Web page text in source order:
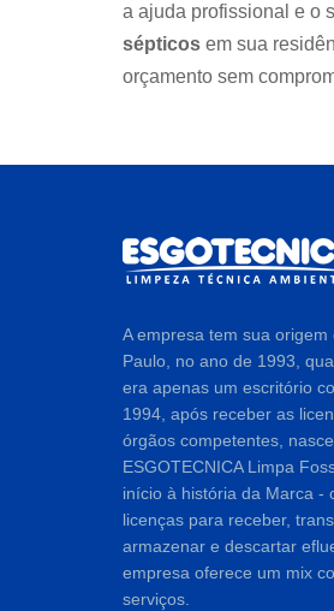
a ajuda profissional e o
sépticos em sua
orçamento sem
A empresa tem sua origem
Paulo, no ano de 1993,
era apenas um escritório
1994, após receber as
órgãos competentes,
ESGOTECNICA Limpa
início à história da Marca -
licenças para receber,
armazenar e descartar
empresa oferece um mix
serviços.